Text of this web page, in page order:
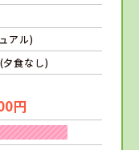
アル)
夕食なし)
円